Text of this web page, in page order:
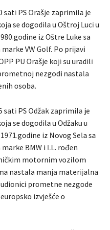
sati PS Orašje zaprimila je
se dogodila u Oštroj Luci u
iz Oštre Luke sa
VW Golf. Po prijavi
PU Orašje koji su uradili
nezgodi nastala
osoba.
sati PS Odžak zaprimila je
se dogodila u Odžaku u
iz Novog Sela sa
BMW i I.L. rođen
motornim vozilom
nastala manja materijalna
prometne nezgode
izvješće o